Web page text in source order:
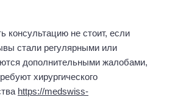
консультацию не стоит, если
стали регулярными или
дополнительными жалобами,
хирургического
https://medswiss-